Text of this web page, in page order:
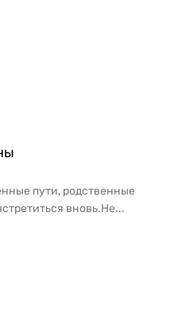
пути, родственные
вновь.Не...